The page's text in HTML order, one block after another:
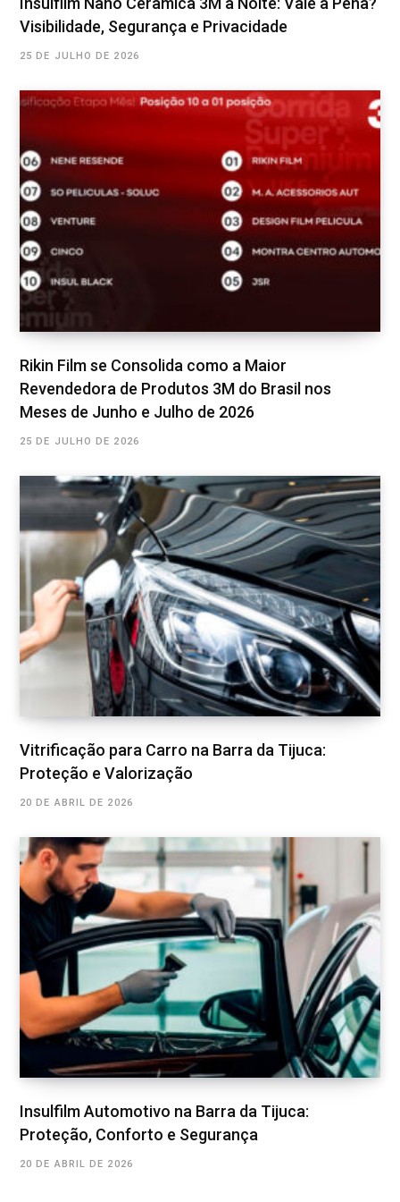
Visibilidade, Segurança e Privacidade
25 DE JULHO DE 2026
Rikin Film se Consolida como a Maior
Revendedora de Produtos 3M do Brasil nos
Meses de Junho e Julho de 2026
25 DE JULHO DE 2026
Vitrificação para Carro na Barra da Tijuca:
Proteção e Valorização
20 DE ABRIL DE 2026
Insulfilm Automotivo na Barra da Tijuca:
Proteção, Conforto e Segurança
20 DE ABRIL DE 2026